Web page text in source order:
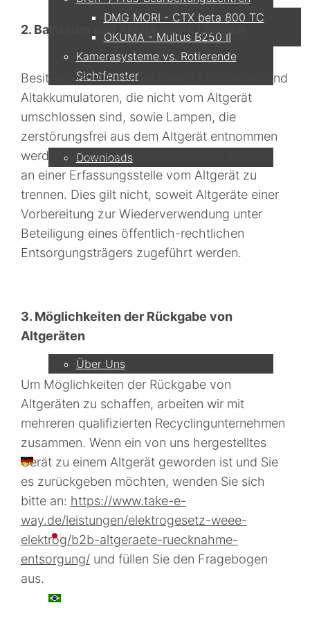
DMG MORI - CTX beta 800 TC
OKUMA - Multus B250 II
Kamerasysteme vs. Rotierende
Sichtfenster
Service
Downloads
Partner
Kontakt
Unternehmen
Über Uns
DE
日本語
PT
2. Batterien und Akkus sowie Lampen
Besitzer von Altgeräten haben Altbatterien und
Altakkumulatoren, die nicht vom Altgerät
umschlossen sind, sowie Lampen, die
zerstörungsfrei aus dem Altgerät entnommen
werden können, im Regelfall vor der Abgabe
an einer Erfassungsstelle vom Altgerät zu
trennen. Dies gilt nicht, soweit Altgeräte einer
Vorbereitung zur Wiederverwendung unter
Beteiligung eines öffentlich-rechtlichen
Entsorgungsträgers zugeführt werden.
3. Möglichkeiten der Rückgabe von
Altgeräten
Um Möglichkeiten der Rückgabe von
Altgeräten zu schaffen, arbeiten wir mit
mehreren qualifizierten Recyclingunternehmen
zusammen. Wenn ein von uns hergestelltes
Gerät zu einem Altgerät geworden ist und Sie
es zurückgeben möchten, wenden Sie sich
bitte an: https://www.take-e-
way.de/leistungen/elektrogesetz-weee-
elektrog/b2b-altgeraete-ruecknahme-
entsorgung/und füllen Sie den Fragebogen
aus.